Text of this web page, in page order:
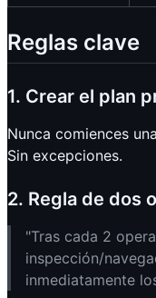
Reglas clave
1. Crear el plan
Nunca comiences
Sin excepciones.
2. Regla de dos
"Tras cada 2
inspección/
inmediatamente